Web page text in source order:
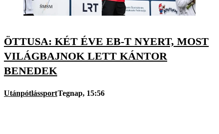
ÖTTUSA: KÉT ÉVE EB-T NYERT, MOST
VILÁGBAJNOK LETT KÁNTOR
BENEDEK
UtánpótlássportTegnap, 15:56